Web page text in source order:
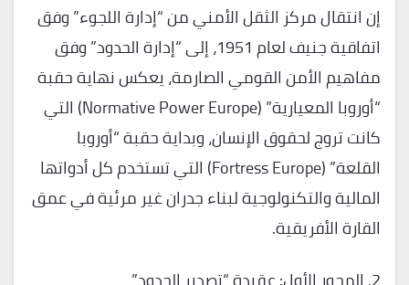
إن انتقال مركز الثقل الأمني من “إدارة اللجوء” وفق
اتفاقية جنيف لعام 1951، إلى “إدارة الحدود” وفق
مفاهيم الأمن القومي الصارمة، يعكس نهاية حقبة
“أوروبا المعيارية” (Normative Power Europe) التي
كانت تروج لحقوق الإنسان، وبداية حقبة “أوروبا
القلعة” (Fortress Europe) التي تستخدم كل أدواتها
المالية والتكنولوجية لبناء جدران غير مرئية في عمق
القارة الأفريقية.